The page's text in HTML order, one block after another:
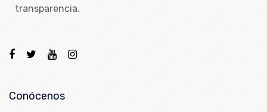
transparencia.
Conócenos